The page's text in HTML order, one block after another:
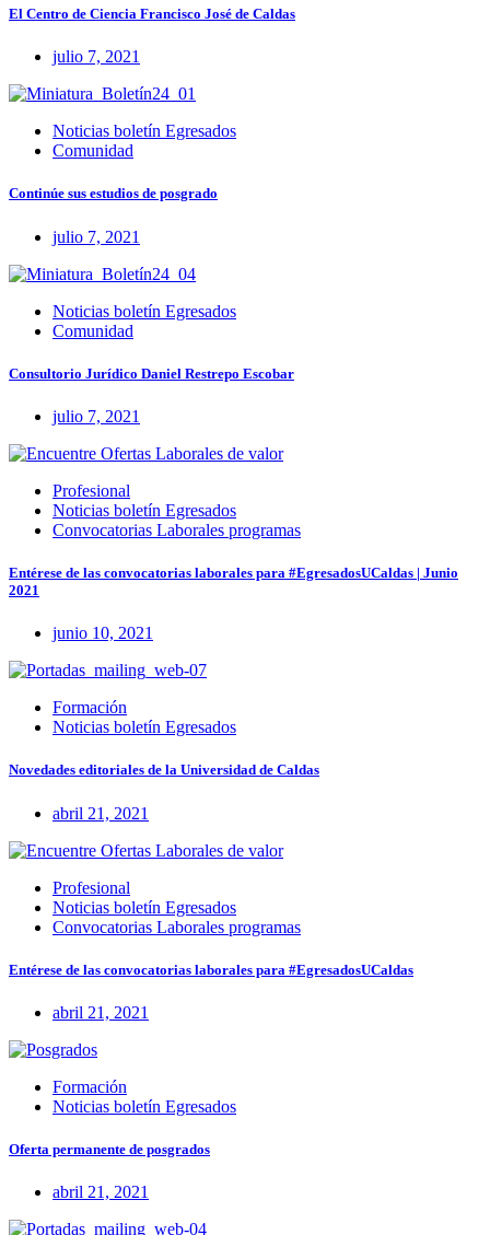
El Centro de Ciencia Francisco José de Caldas
julio 7, 2021
Noticias boletín Egresados
Comunidad
Continúe sus estudios de posgrado
julio 7, 2021
Noticias boletín Egresados
Comunidad
Consultorio Jurídico Daniel Restrepo Escobar
julio 7, 2021
Profesional
Noticias boletín Egresados
Convocatorias Laborales programas
Entérese de las convocatorias laborales para #EgresadosUCaldas | Junio
2021
junio 10, 2021
Formación
Noticias boletín Egresados
Novedades editoriales de la Universidad de Caldas
abril 21, 2021
Profesional
Noticias boletín Egresados
Convocatorias Laborales programas
Entérese de las convocatorias laborales para #EgresadosUCaldas
abril 21, 2021
Formación
Noticias boletín Egresados
Oferta permanente de posgrados
abril 21, 2021